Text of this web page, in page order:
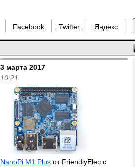
Facebook Twitter Яндекс
3 марта 2017
10:21
NanoPi M1 Plus от FriendlyElec с